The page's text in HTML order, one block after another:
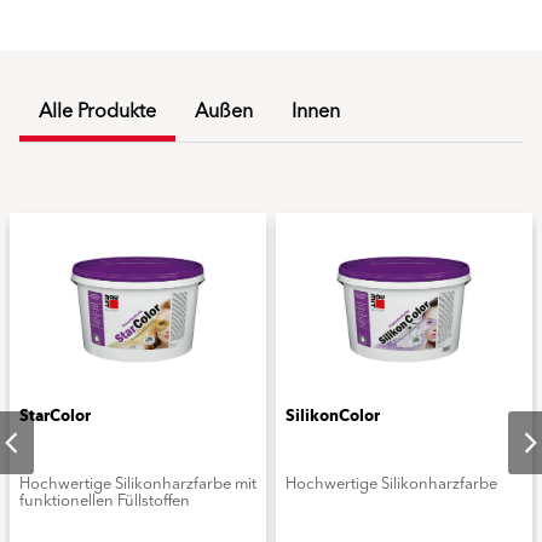
Alle Produkte Außen Innen
StarColor
Hochwertige Silikonharzfarbe mit
funktionellen Füllstoffen
SilikonColor
Hochwertige Silikonharzfarbe